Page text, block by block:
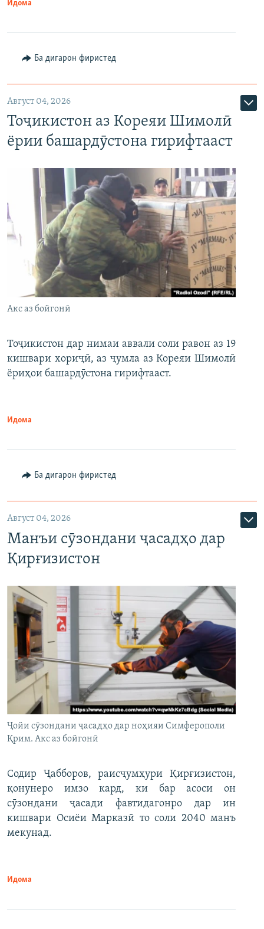
Идома
Ба дигарон фиристед
Август 04, 2026
Тоҷикистон аз Кореяи Шимолӣ
ёрии башардӯстона гирифтааст
Акс аз бойгонӣ
Тоҷикистон дар нимаи аввали соли равон аз 19
кишвари хориҷӣ, аз ҷумла аз Кореяи Шимолӣ
ёриҳои башардӯстона гирифтааст.
Идома
Ба дигарон фиристед
Август 04, 2026
Манъи сӯзондани ҷасадҳо дар
Қирғизистон
Ҷойи сӯзондани ҷасадҳо дар ноҳияи Симферополи
Қрим. Акс аз бойгонӣ
Содир Ҷабборов, раисҷумҳури Қирғизистон,
қонунеро имзо кард, ки бар асоси он
сӯзондани ҷасади фавтидагонро дар ин
кишвари Осиёи Марказӣ то соли 2040 манъ
мекунад.
Идома